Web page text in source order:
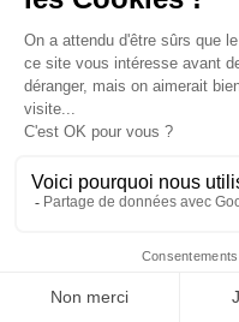
10 avis
Journal de gratitude - 50
8,00 €